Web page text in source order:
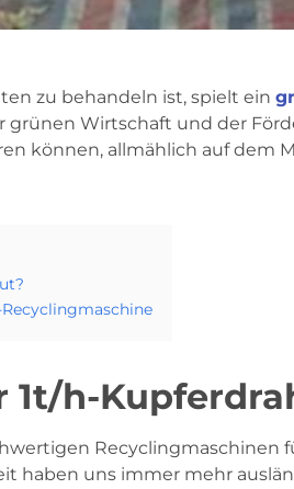
zu behandeln ist, spielt ein
Wirtschaft und der
können, allmählich auf dem
1t/h-
Recyclingmaschinen
haben uns immer mehr